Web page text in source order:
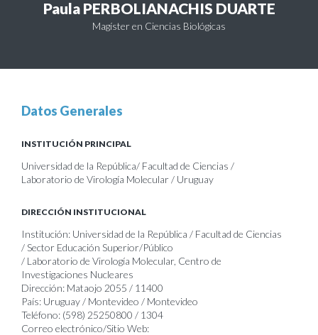
Paula PERBOLIANACHIS DUARTE
Magíster en Ciencias Biológicas
Datos Generales
INSTITUCIÓN PRINCIPAL
Universidad de la República/ Facultad de Ciencias /
Laboratorio de Virología Molecular / Uruguay
DIRECCIÓN INSTITUCIONAL
Institución: Universidad de la República / Facultad de Ciencias
/ Sector Educación Superior/Público
/ Laboratorio de Virología Molecular, Centro de
Investigaciones Nucleares
Dirección: Mataojo 2055 / 11400
País: Uruguay / Montevideo / Montevideo
Teléfono: (598) 25250800 / 1304
Correo electrónico/Sitio Web: